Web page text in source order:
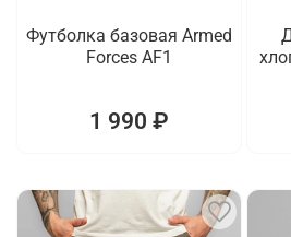
Футболка базовая Armed
Forces AF1
1 990 ₽